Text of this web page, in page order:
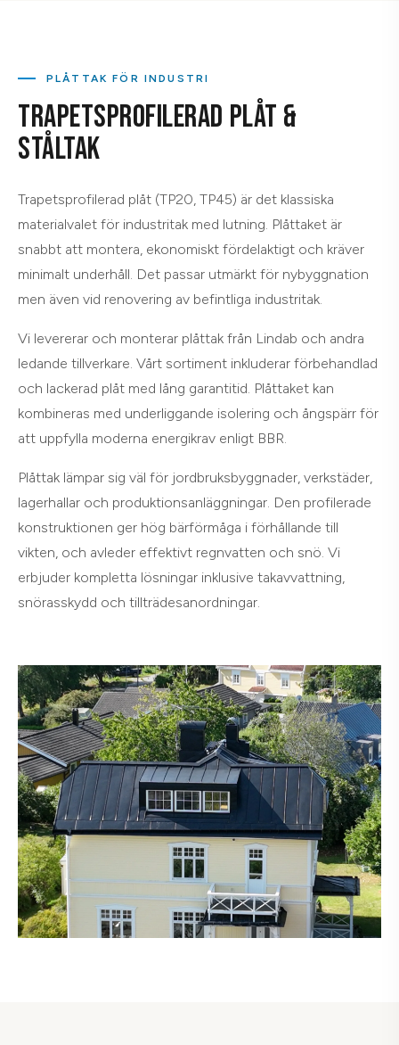
PLÅTTAK FÖR INDUSTRI
TRAPETSPROFILERAD PLÅT &
STÅLTAK
Trapetsprofilerad plåt (TP20, TP45) är det klassiska
materialvalet för industritak med lutning. Plåttaket är
snabbt att montera, ekonomiskt fördelaktigt och kräver
minimalt underhåll. Det passar utmärkt för nybyggnation
men även vid renovering av befintliga industritak.
Vi levererar och monterar plåttak från Lindab och andra
ledande tillverkare. Vårt sortiment inkluderar förbehandlad
och lackerad plåt med lång garantitid. Plåttaket kan
kombineras med underliggande isolering och ångspärr för
att uppfylla moderna energikrav enligt BBR.
Plåttak lämpar sig väl för jordbruksbyggnader, verkstäder,
lagerhallar och produktionsanläggningar. Den profilerade
konstruktionen ger hög bärförmåga i förhållande till
vikten, och avleder effektivt regnvatten och snö. Vi
erbjuder kompletta lösningar inklusive takavvattning,
snörasskydd och tillträdesanordningar.